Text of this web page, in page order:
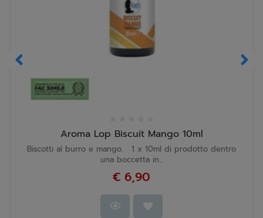
Aroma Lop Biscuit Mango 10ml
Biscotti al burro e mango. 1 x 10ml di prodotto dentro
una boccetta in...
€ 6,90